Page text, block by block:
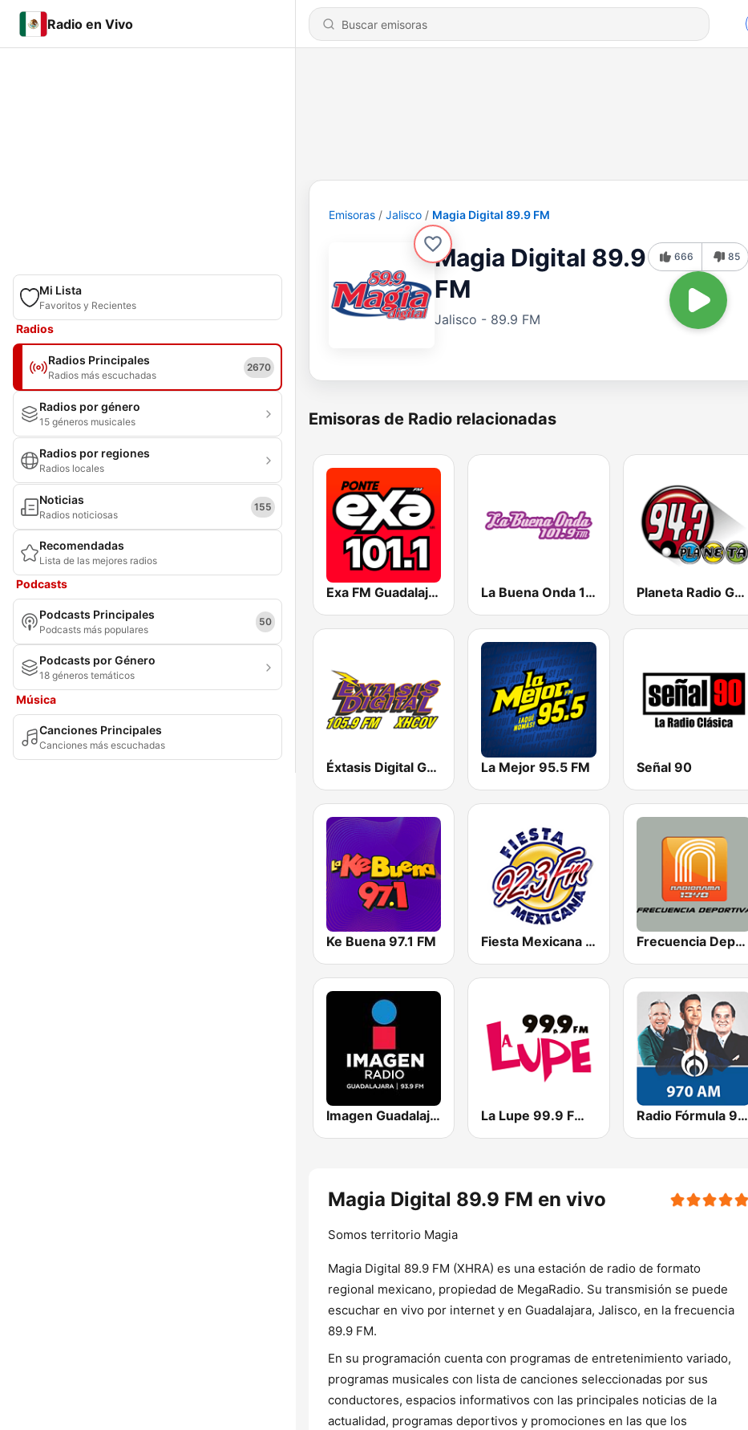
Radio en Vivo
Mi Lista
Favoritos y Recientes
Radios
Radios Principales
Radios más escuchadas
2670
Radios por género
15 géneros musicales
Radios por regiones
Radios locales
Noticias
Radios noticiosas
155
Recomendadas
Lista de las mejores radios
Podcasts
Podcasts Principales
Podcasts más populares
50
Podcasts por Género
18 géneros temáticos
Música
Canciones Principales
Canciones más escuchadas
Emisoras Jalisco Magia Digital 89.9 FM
Magia Digital 89.9
FM
Jalisco - 89.9 FM
666 85
Emisoras de Radio relacionadas
Exa FM Guadalajara La Buena Onda 101.9 Planeta Radio Guadalajara
Éxtasis Digital Guadalajara La Mejor 95.5 FM Señal 90
Ke Buena 97.1 FM Fiesta Mexicana 92.3 FM Frecuencia Deportiva 1340
Imagen Guadalajara 93.9 FM La Lupe 99.9 FM | Guadalajara Radio Fórmula 970 AM
Magia Digital 89.9 FM en vivo
Somos territorio Magia
Magia Digital 89.9 FM (XHRA) es una estación de radio de formato
regional mexicano, propiedad de MegaRadio. Su transmisión se puede
escuchar en vivo por internet y en Guadalajara, Jalisco, en la frecuencia
89.9 FM.
En su programación cuenta con programas de entretenimiento variado,
programas musicales con lista de canciones seleccionadas por sus
conductores, espacios informativos con las principales noticias de la
actualidad, programas deportivos y promociones en las que los